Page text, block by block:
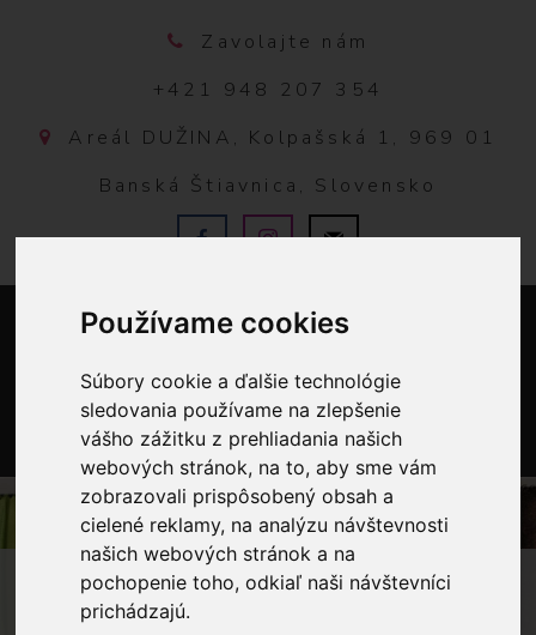
Používame cookies
Súbory cookie a ďalšie technológie
sledovania používame na zlepšenie
vášho zážitku z prehliadania našich
webových stránok, na to, aby sme vám
zobrazovali prispôsobený obsah a
cielené reklamy, na analýzu návštevnosti
našich webových stránok a na
pochopenie toho, odkiaľ naši návštevníci
prichádzajú.
Zavolajte nám
+421 948 207 354
Areál DUŽINA, Kolpašská 1, 969 01
Banská Štiavnica, Slovensko
OBCHOD GALANTÉRIA VYŠÍVANIE
BAVLNKY NA VYŠÍVANIE